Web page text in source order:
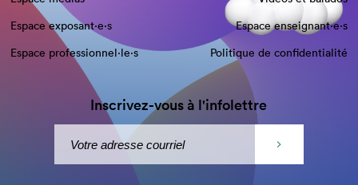
Espace exposant·e⋅s
Espace enseignant·e⋅s
Espace professionnel·le⋅s
Politique de confidentialité
Inscrivez-vous à l'infolettre